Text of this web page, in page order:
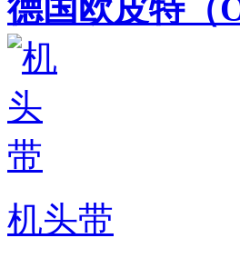
德国欧皮特（
机头带